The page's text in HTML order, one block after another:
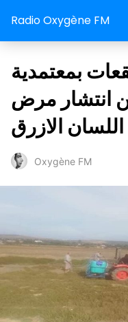
Radio Oxygène FM
بمعتمدية
انتشار مرض
اللسان الازرق
Oxygène FM